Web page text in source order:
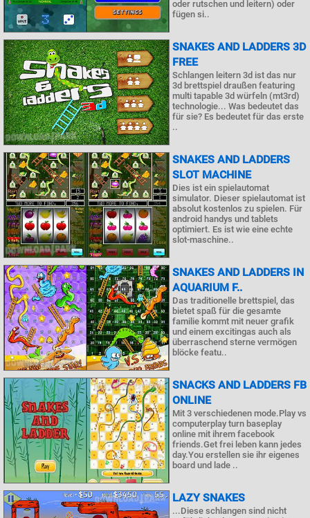
oder rutschen und leitern) oder
fügen si..
SNAKES AND LADDERS 3D
FREE
Schlangen leitern 3d ist das nur
3d brettspiel draußen featuring
multi tapable 3d würfeln (mt3rd)
technologie... Was bedeutet das
für sie? Es bedeutet für das erste
..
SNAKES AND LADDERS
SLOT MACHINE
Dies ist ein spielautomat
simulator. Dieser spielautomat ist
absolut kostenlos zu spielen. Für
android handys und tablets
optimiert. Es ist wie eine echte
slot-maschine..
SNAKES AND LADDERS IN
AQUARIUM F..
Das traditionelle brettspiel, das
bietet spaß für die gesamte
familie kommt mit neuer grafik
und einem excitingas auch als
überraschend sterne vermögen
blöcke featu..
SNACKS AND LADDERS FB
ONLINE
Mit 3 verschiedenen mode.Play vs
computerplay turn baseplay
online mit ihrem facebook
friends.Get frei leben kann jedes
day.You erstellen sie ihr eigenes
board und lade ..
LAZY SNAKES
...Diese schlangen sind nicht